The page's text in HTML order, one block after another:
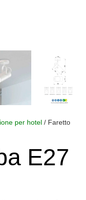
per hotel / Faretto
E27